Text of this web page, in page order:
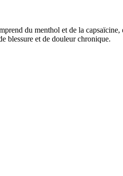
du menthol et de la
blessure et de douleur chronique.